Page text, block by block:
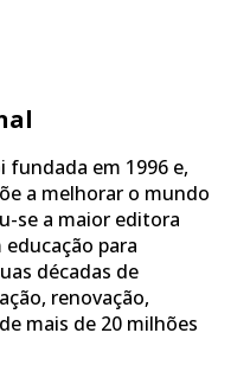
fundada em 1996 e,
a melhorar o mundo
se a maior editora
para
décadas de
renovação,
mais de 20 milhões